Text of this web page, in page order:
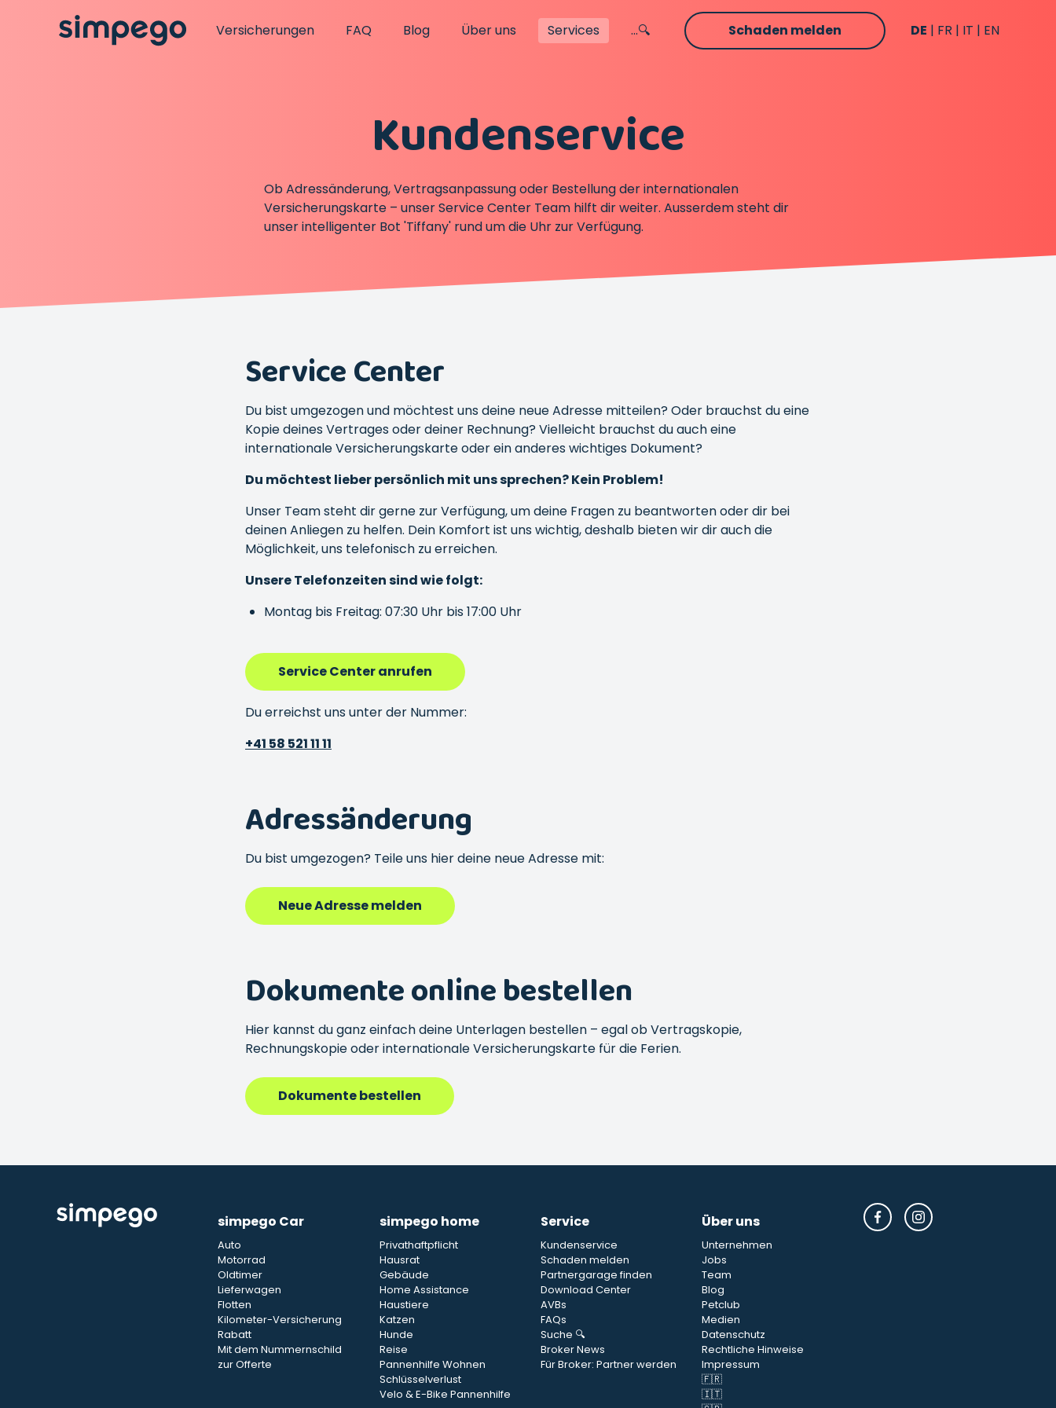
Versicherungen FAQ Blog Über uns Services ...🔍 Schaden melden DE FR IT EN
Kundenservice
Ob Adressänderung, Vertragsanpassung oder Bestellung der internationalen
Versicherungskarte – unser Service Center Team hilft dir weiter. Ausserdem steht dir
unser intelligenter Bot 'Tiffany' rund um die Uhr zur Verfügung.
Service Center
Du bist umgezogen und möchtest uns deine neue Adresse mitteilen? Oder brauchst du eine
Kopie deines Vertrages oder deiner Rechnung? Vielleicht brauchst du auch eine
internationale Versicherungskarte oder ein anderes wichtiges Dokument?
Du möchtest lieber persönlich mit uns sprechen? Kein Problem!
Unser Team steht dir gerne zur Verfügung, um deine Fragen zu beantworten oder dir bei
deinen Anliegen zu helfen. Dein Komfort ist uns wichtig, deshalb bieten wir dir auch die
Möglichkeit, uns telefonisch zu erreichen.
Unsere Telefonzeiten sind wie folgt:
Montag bis Freitag: 07:30 Uhr bis 17:00 Uhr
Service Center anrufen
Du erreichst uns unter der Nummer:
+41 58 521 11 11
Adressänderung
Du bist umgezogen? Teile uns hier deine neue Adresse mit:
Neue Adresse melden
Dokumente online bestellen
Hier kannst du ganz einfach deine Unterlagen bestellen – egal ob Vertragskopie,
Rechnungskopie oder internationale Versicherungskarte für die Ferien.
Dokumente bestellen
simpego Car
Auto
Motorrad
Oldtimer
Lieferwagen
Flotten
Kilometer-Versicherung
Rabatt
Mit dem Nummernschild
zur Offerte
simpego home
Privathaftpflicht
Hausrat
Gebäude
Home Assistance
Haustiere
Katzen
Hunde
Reise
Pannenhilfe Wohnen
Schlüsselverlust
Velo & E-Bike Pannenhilfe
Service
Kundenservice
Schaden melden
Partnergarage finden
Download Center
AVBs
FAQs
Suche 🔍
Broker News
Für Broker: Partner werden
Über uns
Unternehmen
Jobs
Team
Blog
Petclub
Medien
Datenschutz
Rechtliche Hinweise
Impressum
🇫🇷
🇮🇹